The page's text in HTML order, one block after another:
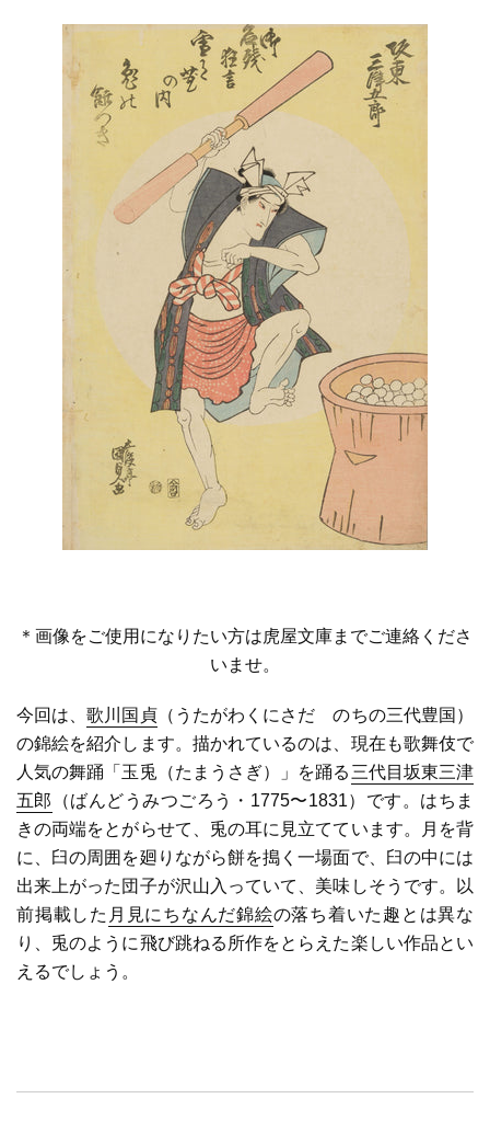
＊画像をご使用になりたい方は虎屋文庫までご連絡くださ
いませ。
今回は、歌川国貞（うたがわくにさだ のちの三代豊国）
の錦絵を紹介します。描かれているのは、現在も歌舞伎で
人気の舞踊「玉兎（たまうさぎ）」を踊る 三代目坂東三津
五郎
（ばんどうみつごろう・ 1775〜1831）です。はちま
きの両端をとがらせて、兎の耳に見立てています。月を背
に、臼の周囲を廻りながら餅を搗く一場面で、臼の中には
出来上がった団子が沢山入っていて、美味しそうです。以
前掲載した 月見にちなんだ錦絵の落ち着いた趣とは異な
り、兎のように飛び跳ねる所作をとらえた楽しい作品とい
えるでしょう。